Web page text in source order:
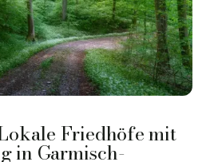
Friedhöfe mit
in Garmisch-